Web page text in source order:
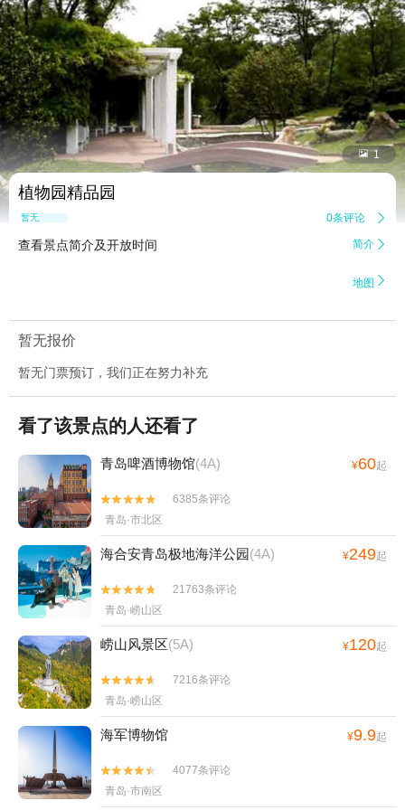
 1
植物园精品园
暂无点评 0条评论 
查看景点简介及开放时间 简介 
地图 
暂无报价
暂无门票预订，我们正在努力补充
看了该景点的人还看了
青岛啤酒博物馆(4A) ¥60起


6385条评论
青岛·市北区
海合安青岛极地海洋公园(4A) ¥249起


21763条评论
青岛·崂山区
崂山风景区(5A) ¥120起


7216条评论
青岛·崂山区
海军博物馆 ¥9.9起


4077条评论
青岛·市南区
